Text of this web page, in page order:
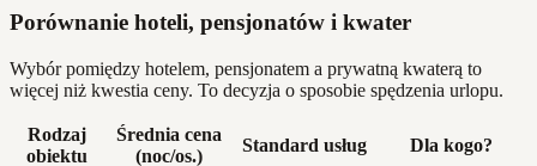
Porównanie hoteli, pensjonatów i kwater
Wybór pomiędzy hotelem, pensjonatem a prywatną kwaterą to
więcej niż kwestia ceny. To decyzja o sposobie spędzenia urlopu.
Rodzaj
obiektu
Średnia cena
(noc/os.)
Standard usług Dla kogo?